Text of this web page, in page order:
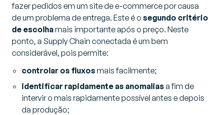
fazer pedidos em um site de e-commerce por causa
de um problema de entrega. Este é o segundo critério
de escolhamais importante após o preço. Neste
ponto, a Supply Chain conectada é um bem
considerável, pois permite:
controlar os fluxosmais facilmente;
identificar rapidamente as anomaliasa fim de
intervir o mais rapidamente possível antes e depois
da produção;